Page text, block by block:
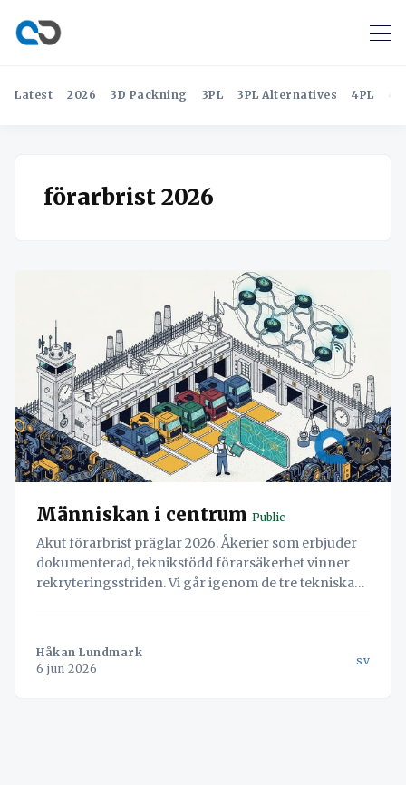
Latest 2026 3D Packning 3PL 3PL Alternatives 4PL
förarbrist 2026
Människan i centrum Public
Akut förarbrist präglar 2026. Åkerier som erbjuder
dokumenterad, teknikstödd förarsäkerhet vinner
rekryteringsstriden. Vi går igenom de tre tekniska
certifierade parkeringsregister.
Håkan Lundmark
6 jun 2026
sv